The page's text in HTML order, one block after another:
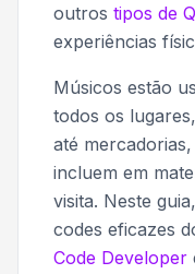
outros tipos de
experiências
Músicos estão
todos os
até
incluem em
visita. Neste
codes eficazes
Code Developer